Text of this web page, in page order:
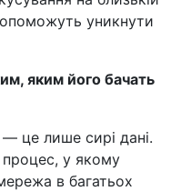
уникнути
яким його бачать
— це лише сирі дані.
у якому
в багатьох